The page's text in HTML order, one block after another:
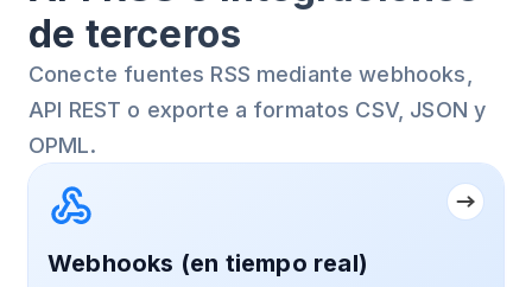
de terceros
Conecte fuentes RSS mediante webhooks,
API REST o exporte a formatos CSV, JSON y
OPML.
Webhooks (en tiempo real)